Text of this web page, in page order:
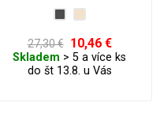
cirkuláciu krvi.
27,30 € 10,46 €
Skladem > 5 a více ks
do št 13.8. u Vás